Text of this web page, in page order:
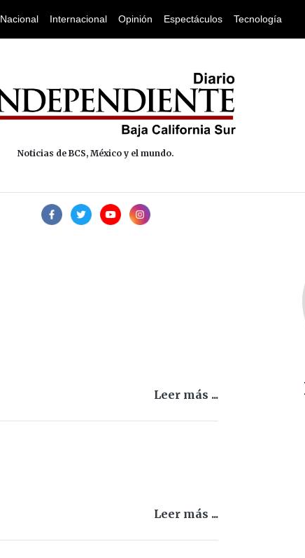
Nacional Internacional Opinión Espectáculos Tecnología
Noticias de BCS, México y el mundo.
Leer más ...
Leer más ...